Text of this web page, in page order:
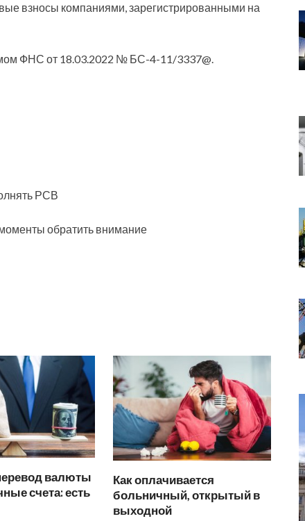
взносы компаниями, зарегистрированными на
ФНС от 18.03.2022 № БС-4-11/3337@.
РСВ
обратить внимание
валюты
счета: есть
Как оплачивается
больничный, открытый в
выходной